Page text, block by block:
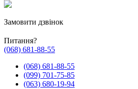
Замовити дзвінок
Питання?
(068) 681-88-55
(068) 681-88-55
(099) 701-75-85
(063) 680-19-94